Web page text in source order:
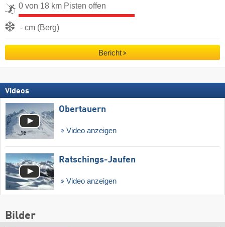
0 von 18 km Pisten offen
- cm (Berg)
Bericht
Videos
Obertauern
Video anzeigen
Ratschings-Jaufen
Video anzeigen
Bilder